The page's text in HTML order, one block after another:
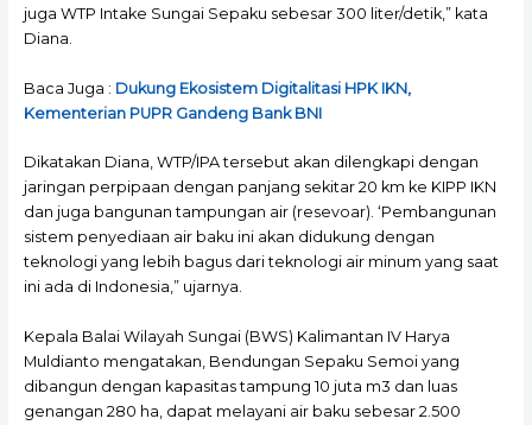
juga WTP Intake Sungai Sepaku sebesar 300 liter/detik,” kata
Diana.
Baca Juga : Dukung Ekosistem Digitalitasi HPK IKN,
Kementerian PUPR Gandeng Bank BNI
Dikatakan Diana, WTP/IPA tersebut akan dilengkapi dengan
jaringan perpipaan dengan panjang sekitar 20 km ke KIPP IKN
dan juga bangunan tampungan air (resevoar). ‘Pembangunan
sistem penyediaan air baku ini akan didukung dengan
teknologi yang lebih bagus dari teknologi air minum yang saat
ini ada di Indonesia,” ujarnya.
Kepala Balai Wilayah Sungai (BWS) Kalimantan IV Harya
Muldianto mengatakan, Bendungan Sepaku Semoi yang
dibangun dengan kapasitas tampung 10 juta m3 dan luas
genangan 280 ha, dapat melayani air baku sebesar 2.500